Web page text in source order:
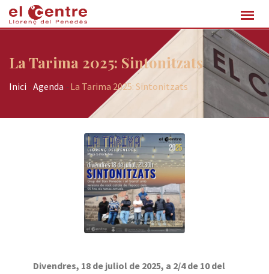
La Tarima 2025: Sintonitzats
Inici -Agenda - La Tarima 2025: Sintonitzats
Divendres, 18 de juliol de 2025, a 2/4 de 10 del